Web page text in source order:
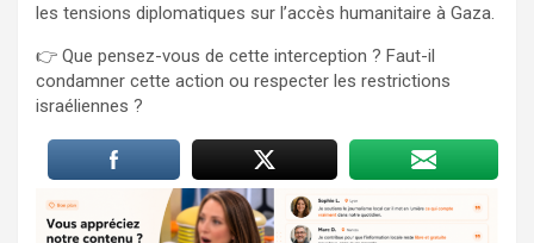
les tensions diplomatiques sur l’accès humanitaire à Gaza.
👉 Que pensez-vous de cette interception ? Faut-il
condamner cette action ou respecter les restrictions
israéliennes ?